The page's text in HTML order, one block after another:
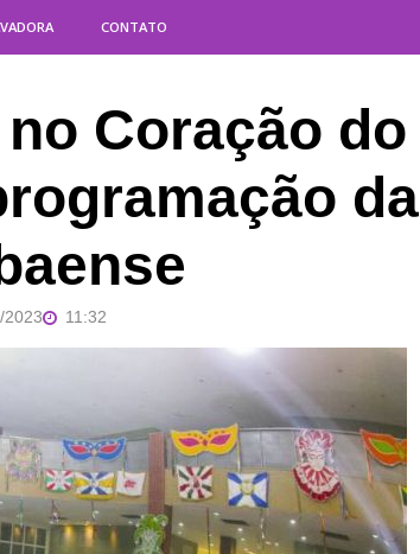
CONTATO
Coração do
da
2023 11:32